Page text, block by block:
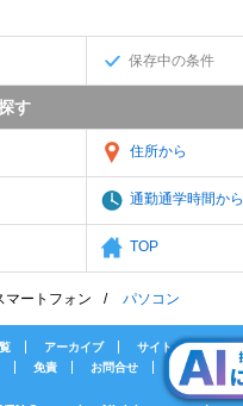
保存中の条件
す
住所から
通勤通学時間から
TOP
マートフォン パソコン
アーカイブ
サイトマップ
免責 お問合せ 会社案内